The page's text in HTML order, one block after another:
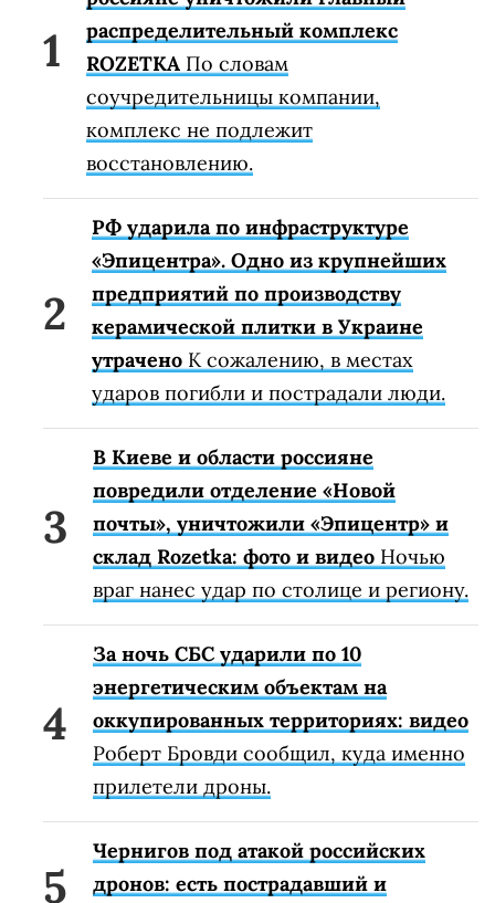
распределительный комплекс
ROZETKA По словам
соучредительницы компании,
комплекс не подлежит
восстановлению.
РФ ударила по инфраструктуре
«Эпицентра». Одно из крупнейших
предприятий по производству
керамической плитки в Украине
утрачено К сожалению, в местах
ударов погибли и пострадали люди.
В Киеве и области россияне
повредили отделение «Новой
почты», уничтожили «Эпицентр» и
склад Rozetka: фото и видео Ночью
враг нанес удар по столице и региону.
За ночь СБС ударили по 10
энергетическим объектам на
оккупированных территориях: видео
Роберт Бровди сообщил, куда именно
прилетели дроны.
Чернигов под атакой российских
дронов: есть пострадавший и